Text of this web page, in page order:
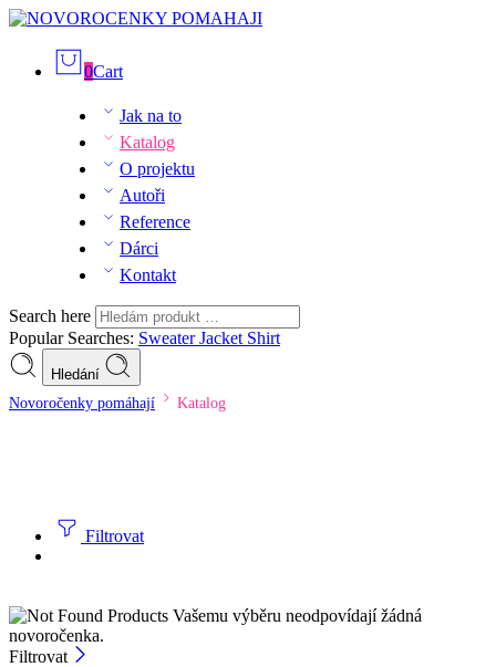
0Cart
Jak na to
Katalog
O projektu
Autoři
Reference
Dárci
Kontakt
Search here
Popular Searches: SweaterJacket Shirt
Hledání
Novoročenky pomáhají Katalog
Filtrovat
Vašemu výběru neodpovídají žádná
novoročenka.
Filtrovat